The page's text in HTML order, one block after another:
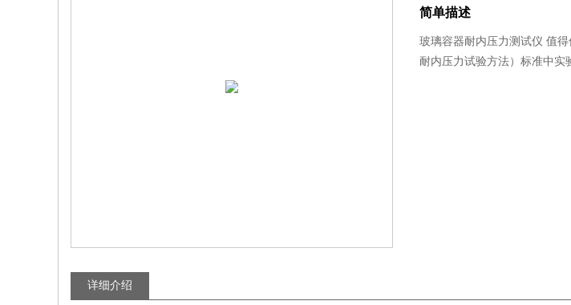
简单描述
玻璃容器耐内压力测试仪 值
耐内压力试验方法）标准中实
详细介绍